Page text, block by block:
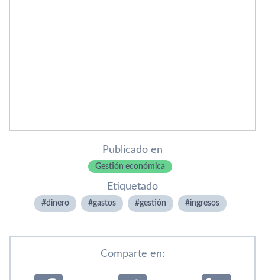
Publicado en
Gestión económica
Etiquetado
dinero gastos gestión ingresos
Comparte en: